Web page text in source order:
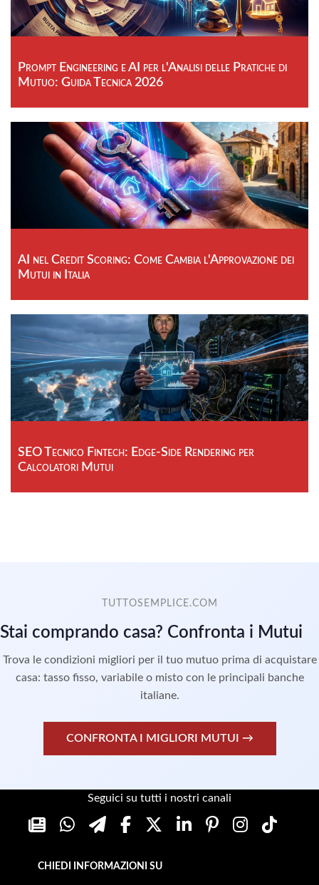
Prompt Engineering e AI per l'Analisi delle Pratiche di
Mutuo: Guida Tecnica 2026
AI nel Credit Scoring: Come Cambia l'Approvazione dei
Mutui in Italia
SEO Tecnico Fintech: Edge-Side Rendering per
Calcolatori Mutui
TUTTOSEMPLICE.COM
Stai comprando casa? Confronta i Mutui
Trova le condizioni migliori per il tuo mutuo prima di acquistare
casa: tasso fisso, variabile o misto con le principali banche
italiane.
CONFRONTA I MIGLIORI MUTUI →
Seguici su tutti i nostri canali
CHIEDI INFORMAZIONI SU